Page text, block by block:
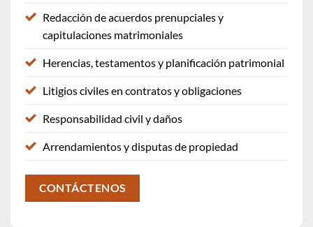
Redacción de acuerdos prenupciales y
capitulaciones matrimoniales
Herencias, testamentos y planificación patrimonial
Litigios civiles en contratos y obligaciones
Responsabilidad civil y daños
Arrendamientos y disputas de propiedad
CONTÁCTENOS